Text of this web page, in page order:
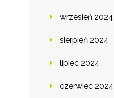
wrzesień 2024
sierpień 2024
lipiec 2024
czerwiec 2024